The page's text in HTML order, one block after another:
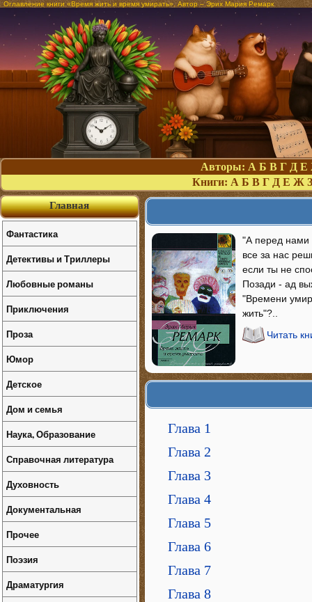
Оглавление книги «Время жить и время умирать». Автор – Эрих Мария Ремарк
Авторы: А Б В Г Д Е
Книги: А Б В Г Д Е Ж З
"А перед нами
все за нас
если ты не
Позади - ад
"Времени
жить"?..
Читать
Глава 1
Глава 2
Глава 3
Глава 4
Глава 5
Глава 6
Глава 7
Глава 8
Главная
Фантастика
Детективы и Триллеры
Любовные романы
Приключения
Проза
Юмор
Детское
Дом и семья
Наука, Образование
Справочная литература
Духовность
Документальная
Прочее
Поэзия
Драматургия